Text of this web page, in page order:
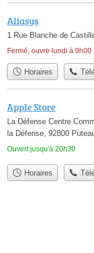
Aliasys
1 Rue Blanche de
Fermé, ouvre lundi à 9h00
Horaires
Apple Store
La Défense Centre
la Défense, 92800
Ouvert jusqu'à 20h30
Horaires